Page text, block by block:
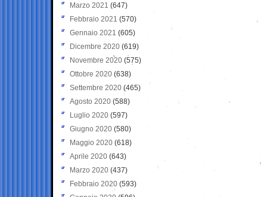
Marzo 2021 (647)
Febbraio 2021 (570)
Gennaio 2021 (605)
Dicembre 2020 (619)
Novembre 2020 (575)
Ottobre 2020 (638)
Settembre 2020(465)
Agosto 2020 (588)
Luglio 2020 (597)
Giugno 2020 (580)
Maggio 2020 (618)
Aprile 2020 (643)
Marzo 2020 (437)
Febbraio 2020 (593)